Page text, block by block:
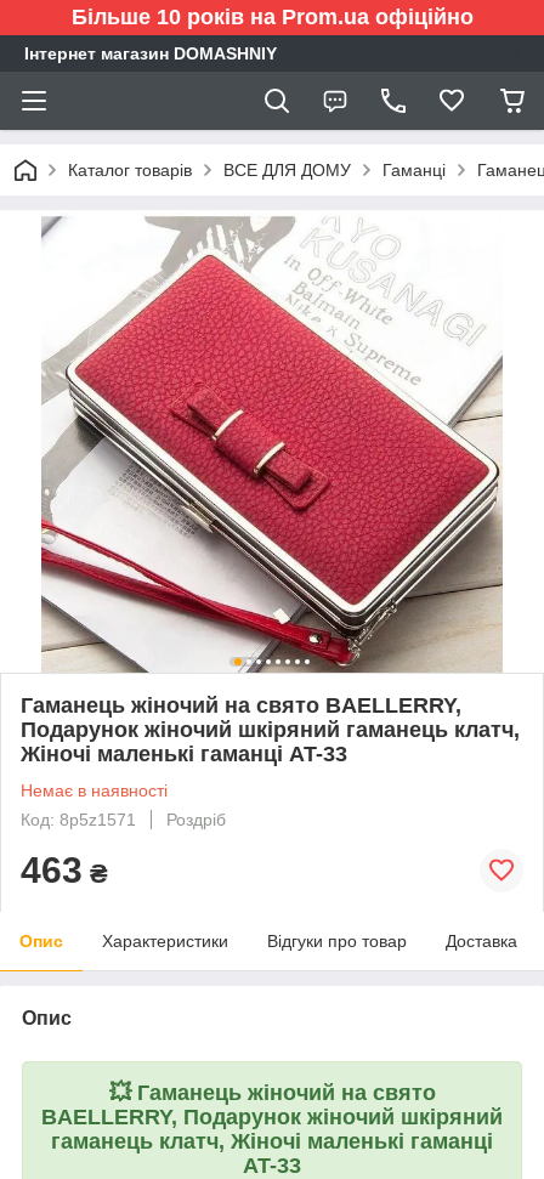
Більше 10 років на Prom.ua офіційно
Інтернет магазин DOMASHNIY
Каталог товарів ВСЕ ДЛЯ ДОМУ Гаманці
Гаманець жіночий на свято BAELLERRY,
Подарунок жіночий шкіряний гаманець клатч,
Жіночі маленькі гаманці AT-33
Немає в наявності
Код: 8p5z1571
Роздріб
463 ₴
Опис Характеристики Відгуки про товар Доставка
Опис
💥 Гаманець жіночий на свято
BAELLERRY, Подарунок жіночий шкіряний
гаманець клатч, Жіночі маленькі гаманці
AT-33